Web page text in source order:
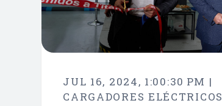
JUL 16, 2024, 1:00:30 PM |
CARGADORES ELÉCTRICOS